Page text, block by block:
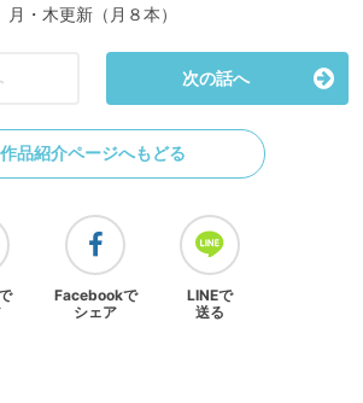
月・木更新（月８本）
次の話へ
作品紹介ページへもどる
Facebookで
シェア
LINEで
送る